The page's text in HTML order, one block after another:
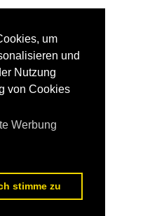
um
und
Nutzung
von Cookies
Werbung
stimme zu